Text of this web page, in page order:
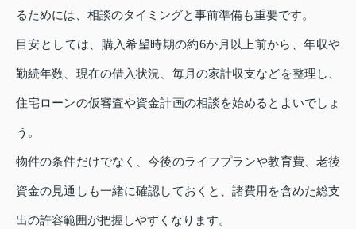
るためには、相談のタイミングと事前準備も重要です。
目安としては、購入希望時期の約6か月以上前から、年収や
勤続年数、現在の借入状況、毎月の家計収支などを整理し、
住宅ローンの仮審査や資金計画の相談を始めるとよいでしょ
う。
物件の条件だけでなく、今後のライフプランや教育費、老後
資金の見通しも一緒に確認しておくと、諸費用を含めた総支
出の許容範囲が把握しやすくなります。